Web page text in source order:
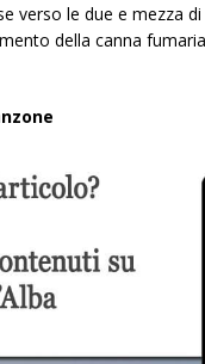
verso le due e mezza
della canna